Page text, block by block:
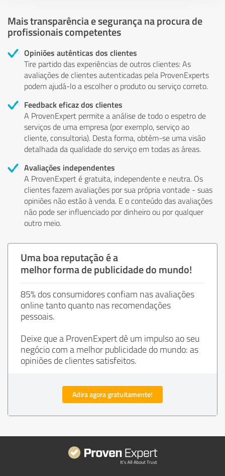
Mais transparência e segurança na procura de
profissionais competentes
Opiniões autênticas dos clientes
Tire partido das experiências de outros clientes: As
avaliações de clientes autenticadas pela ProvenExperts
podem ajudá-lo a escolher o produto ou serviço correto.
Feedback eficaz dos clientes
A ProvenExpert permite a análise de todo o espetro de
serviços de uma empresa (por exemplo, serviço ao
cliente, consultoria). Desta forma, obtém-se uma visão
detalhada da qualidade do serviço em todas as áreas.
Avaliações independentes
A ProvenExpert é gratuita, independente e neutra. Os
clientes fazem avaliações por sua própria vontade - suas
opiniões não estão à venda. E o conteúdo das avaliações
não pode ser influenciado por dinheiro ou por qualquer
outro meio.
Uma boa reputação é a
melhor forma de publicidade do mundo!
85% dos consumidores confiam nas avaliações
online tanto quanto nas recomendações
pessoais.
Deixe que a ProvenExpert dê um impulso ao seu
negócio com a melhor publicidade do mundo: as
opiniões de clientes satisfeitos.
Adira agora gratuitamente!